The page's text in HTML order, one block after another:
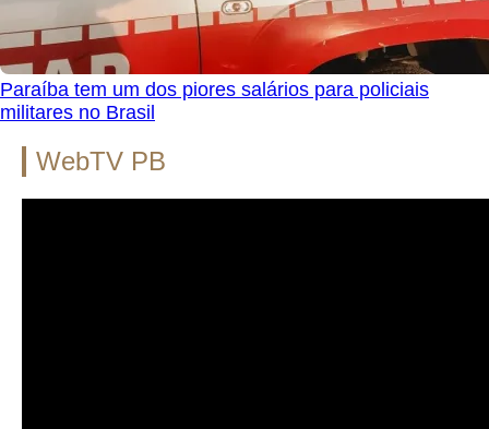
Paraíba tem um dos piores salários para policiais
militares no Brasil
WebTV PB